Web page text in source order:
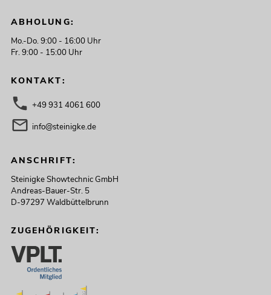
ABHOLUNG:
Mo.-Do. 9:00 - 16:00 Uhr
Fr. 9:00 - 15:00 Uhr
KONTAKT:
+49 931 4061 600
info@steinigke.de
ANSCHRIFT:
Steinigke Showtechnic GmbH
Andreas-Bauer-Str. 5
D-97297 Waldbüttelbrunn
ZUGEHÖRIGKEIT: